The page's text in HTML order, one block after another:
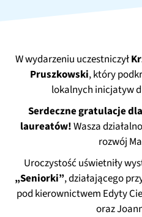
W wydarzeniu uczestniczył
Pruszkowski, który
lokalnych inicjatyw
Serdeczne gratulacje
laureatów!Wasza
rozwój
Uroczystość uświetniły
„Seniorki”, działającego
pod kierownictwem Edyty
oraz